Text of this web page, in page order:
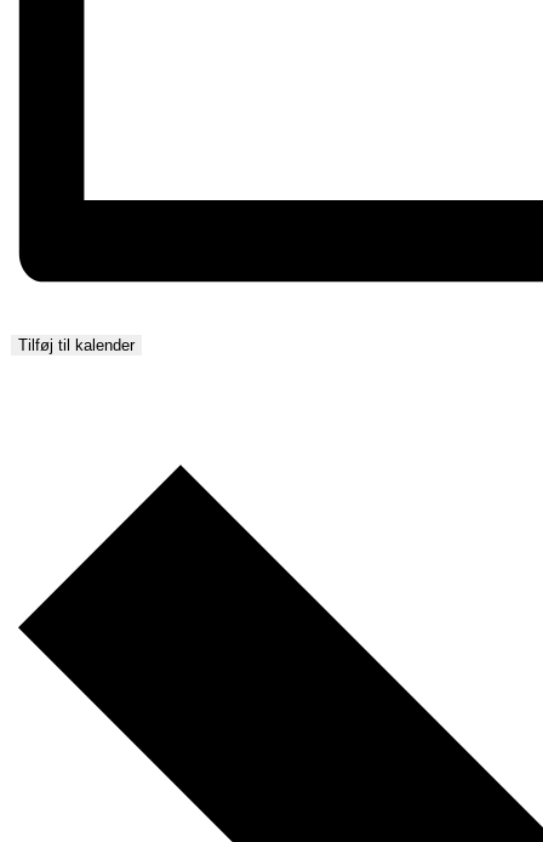
Tilføj til kalender